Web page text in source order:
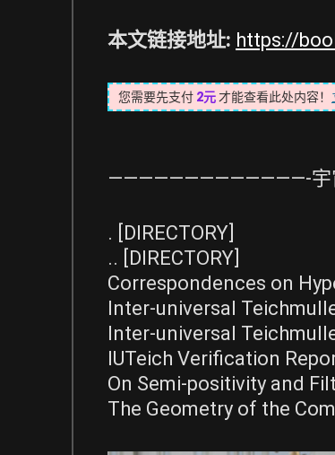
本文链接地址: https://
您需要先支付 2元才能查看此处内容！
—————————————-宇
. [DIRECTORY]
.. [DIRECTORY]
Correspondences on
Inter-universal
Inter-universal
IUTeich Verification
On Semi-positivity and
The Geometry of the